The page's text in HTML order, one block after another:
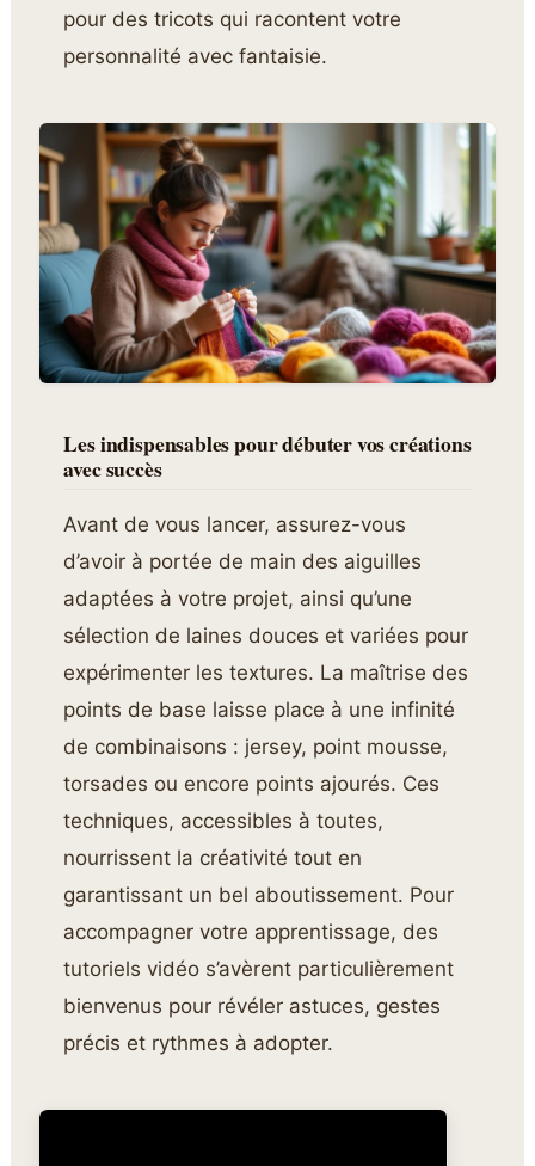
pour des tricots qui racontent votre
personnalité avec fantaisie.
Les indispensables pour débuter vos créations
avec succès
Avant de vous lancer, assurez-vous
d’avoir à portée de main des aiguilles
adaptées à votre projet, ainsi qu’une
sélection de laines douces et variées pour
expérimenter les textures. La maîtrise des
points de base laisse place à une infinité
de combinaisons : jersey, point mousse,
torsades ou encore points ajourés. Ces
techniques, accessibles à toutes,
nourrissent la créativité tout en
garantissant un bel aboutissement. Pour
accompagner votre apprentissage, des
tutoriels vidéo s’avèrent particulièrement
bienvenus pour révéler astuces, gestes
précis et rythmes à adopter.